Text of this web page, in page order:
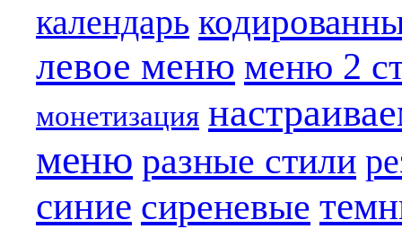
календарь
левое меню меню 2
монетизация
меню разные стили
синие сиреневые